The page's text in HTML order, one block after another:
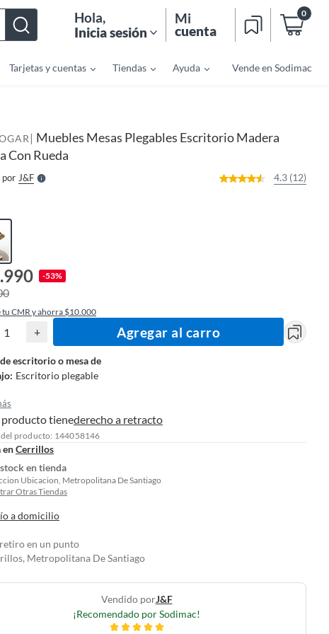
Hola,
Inicia sesión
Mi
cuenta
0
Tarjetas y cuentas Tiendas Ayuda Vende en Sodimac
| Muebles Mesas Plegables Escritorio Madera
Con Rueda
por J&fS
l
l
e
r
4.3 (12)
-53%
tu CMR y ahorra $10.000
+ Agregar al carro
escritorio o mesa de
: Escritorio plegable
producto tienederecho a retracto
del producto: 144058146
enCerrillos
en tienda
Ubicacion, Metropolitana De Santiago
Otras Tiendas
a domicilio
en un punto
Metropolitana De Santiago
Vendido porJ&f
¡Recomendado por Sodimac!